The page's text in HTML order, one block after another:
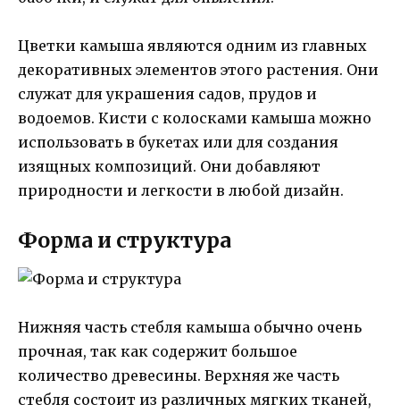
Цветки камыша являются одним из главных
декоративных элементов этого растения. Они
служат для украшения садов, прудов и
водоемов. Кисти с колосками камыша можно
использовать в букетах или для создания
изящных композиций. Они добавляют
природности и легкости в любой дизайн.
Форма и структура
Нижняя часть стебля камыша обычно очень
прочная, так как содержит большое
количество древесины. Верхняя же часть
стебля состоит из различных мягких тканей,